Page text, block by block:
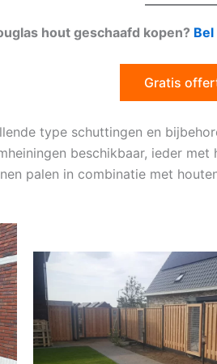
hout geschaafd kopen?
Gratis
type schuttingen en
beschikbaar, ieder
palen in combinatie met